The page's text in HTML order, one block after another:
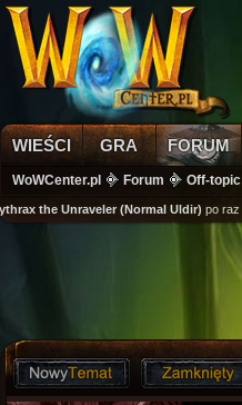
WIEŚCI GRA FORUM
WoWCenter.pl Forum Off-topic
the Unraveler (Normal Uldir) po raz2.